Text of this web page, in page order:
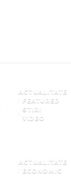
ACTUALITATE
FEATURED
STIRI
VIDEO
ACTUALITATE
ECONOMIC